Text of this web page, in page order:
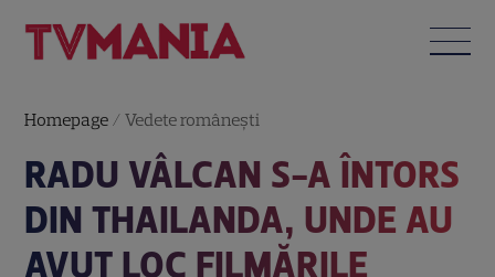
Homepage /Vedete româneşti
RADU VÂLCAN S-A ÎNTORS
DIN THAILANDA, UNDE AU
AVUT LOC FILMĂRILE